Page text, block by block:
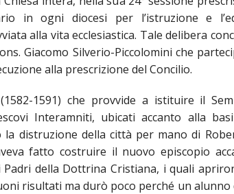
ED ARTE SACRA
LA RICOSTRUZIONE POST SISMACOMUNITÀ RELIGIOSE FEMMINILI DI
ORDO VIRGINUM
ISTITUTI SECOLARI
CONSULTA DIOCESANA DELLE AGGREGAZIONI LAICALI
ISTITUTO DIOCESANO SOSTENTAMENTO CLERO
ISTITUZIONI CULTURALI
GIUBILEI
IN MEMORIAM
VESCOVI
VESCOVI EMERITI
CRONOTASSI
in ogni diocesi per l’istruzione e
alla vita ecclesiastica. Tale delibera
Giacomo Silverio-Piccolomini che
alla prescrizione del Concilio.
1591) che provvide a istituire il
Interamniti, ubicati accanto alla
distruzione della città per mano di
fatto costruire il nuovo episcopio
della Dottrina Cristiana, i quali
risultati ma durò poco perché un alunno